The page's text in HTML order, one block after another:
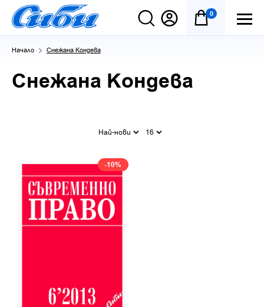
0
Начало Снежана Кондева
Снежана Кондева
Най-нови 16
-10%